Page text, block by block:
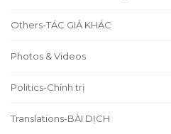
Others-TÁC GIẢ KHÁC
Photos & Videos
Politics-Chính trị
Translations-BÀI DỊCH